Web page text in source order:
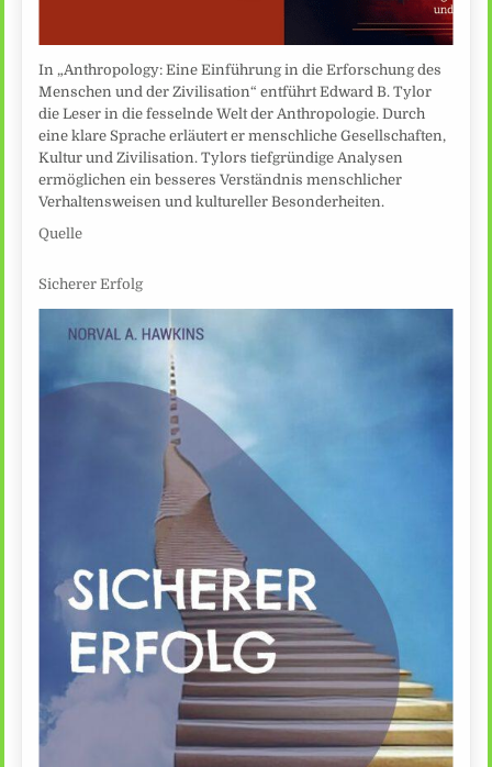
In „Anthropology: Eine Einführung in die Erforschung des
Menschen und der Zivilisation“ entführt Edward B. Tylor
die Leser in die fesselnde Welt der Anthropologie. Durch
eine klare Sprache erläutert er menschliche Gesellschaften,
Kultur und Zivilisation. Tylors tiefgründige Analysen
ermöglichen ein besseres Verständnis menschlicher
Verhaltensweisen und kultureller Besonderheiten.
Quelle
Sicherer Erfolg